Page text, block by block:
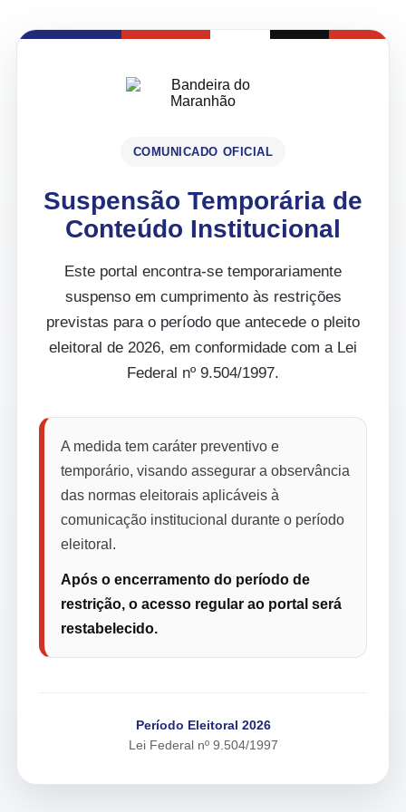
COMUNICADO OFICIAL
Suspensão Temporária de
Conteúdo Institucional
Este portal encontra-se temporariamente
suspenso em cumprimento às restrições
previstas para o período que antecede o pleito
eleitoral de 2026, em conformidade com a Lei
Federal nº 9.504/1997.
A medida tem caráter preventivo e
temporário, visando assegurar a observância
das normas eleitorais aplicáveis à
comunicação institucional durante o período
eleitoral.
Após o encerramento do período de
restrição, o acesso regular ao portal será
restabelecido.
Período Eleitoral 2026
Lei Federal nº 9.504/1997